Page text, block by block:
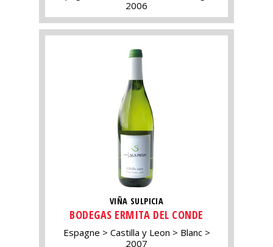
2006
VIÑA SULPICIA
BODEGAS ERMITA DEL CONDE
Espagne Castilla y Leon
Blanc
2007